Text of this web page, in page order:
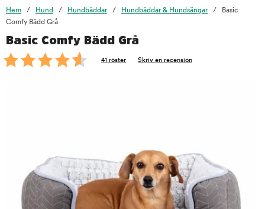
Hem Hund Hundbäddar Hundbäddar & Hundsängar
Basic
Comfy Bädd Grå
Basic Comfy Bädd Grå
41 röster Skriv en recension
foo